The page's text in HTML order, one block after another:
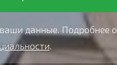
данные. Подробнее о